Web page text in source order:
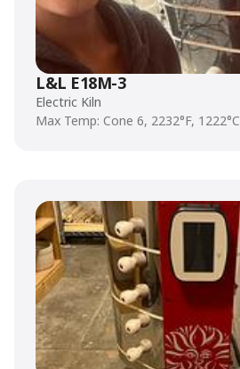
L&L E18M-3
Electric Kiln
Max Temp: Cone 6, 2232°F, 1222°C